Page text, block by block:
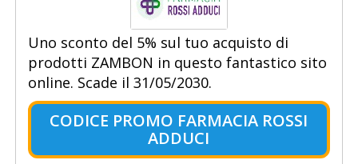
Uno sconto del 5% sul tuo acquisto di
prodotti ZAMBON in questo fantastico sito
online. Scade il 31/05/2030.
CODICE PROMO FARMACIA ROSSI
ADDUCI